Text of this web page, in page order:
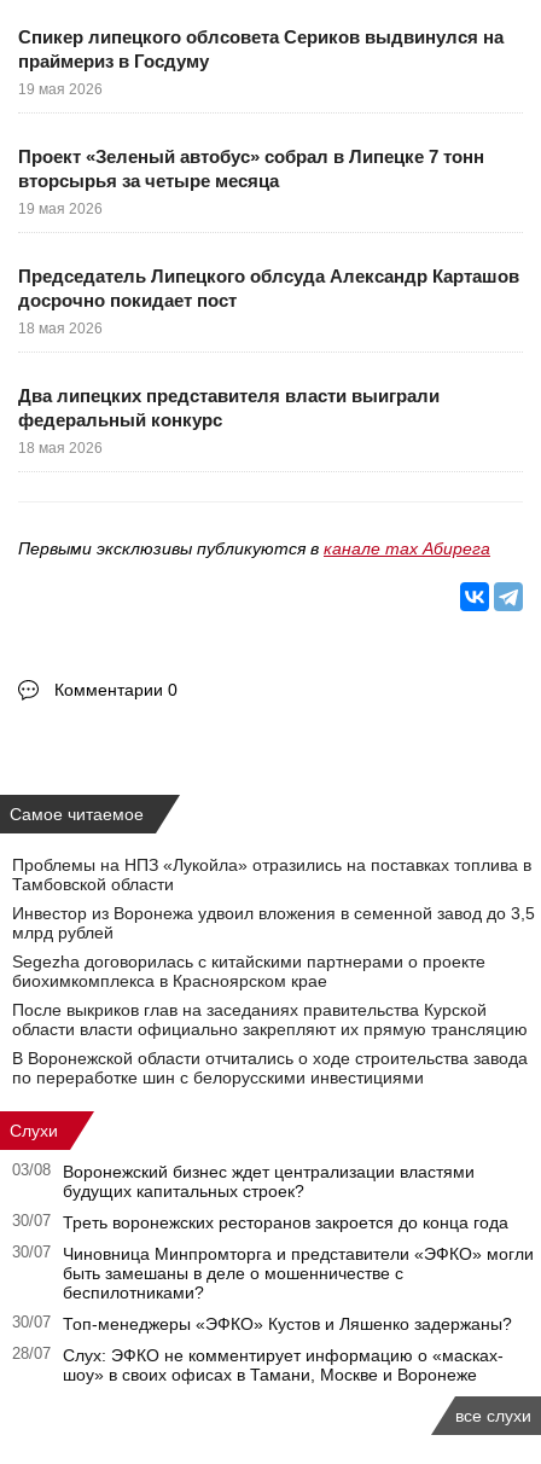
Спикер липецкого облсовета Сериков выдвинулся на
праймериз в Госдуму
19 мая 2026
Проект «Зеленый автобус» собрал в Липецке 7 тонн
вторсырья за четыре месяца
19 мая 2026
Председатель Липецкого облсуда Александр Карташов
досрочно покидает пост
18 мая 2026
Два липецких представителя власти выиграли
федеральный конкурс
18 мая 2026
Первыми эксклюзивы публикуются в канале max Абирега
Комментарии 0
Самое читаемое
Проблемы на НПЗ «Лукойла» отразились на поставках топлива в
Тамбовской области
Инвестор из Воронежа удвоил вложения в семенной завод до 3,5
млрд рублей
Segezha договорилась с китайскими партнерами о проекте
биохимкомплекса в Красноярском крае
После выкриков глав на заседаниях правительства Курской
области власти официально закрепляют их прямую трансляцию
В Воронежской области отчитались о ходе строительства завода
по переработке шин с белорусскими инвестициями
Слухи
03/08
Воронежский бизнес ждет централизации властями
будущих капитальных строек?
30/07 Треть воронежских ресторанов закроется до конца года
30/07
Чиновница Минпромторга и представители «ЭФКО» могли
быть замешаны в деле о мошенничестве с
беспилотниками?
30/07 Топ-менеджеры «ЭФКО» Кустов и Ляшенко задержаны?
28/07
Слух: ЭФКО не комментирует информацию о «масках-
шоу» в своих офисах в Тамани, Москве и Воронеже
все слухи